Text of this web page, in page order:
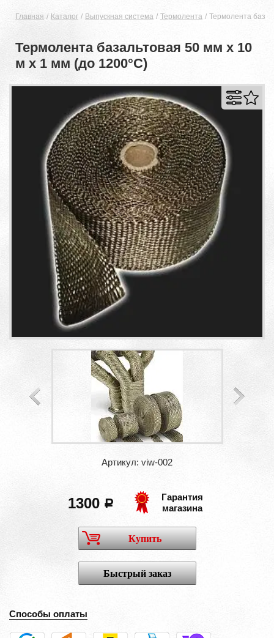
Главная Каталог Выпускная система Термолента Термолента
Термолента базальтовая 50 мм x 10
м х 1 мм (до 1200°С)
Артикул: viw-002
1300 a
Гарантия
магазина
Купить
Быстрый заказ
Способы оплаты